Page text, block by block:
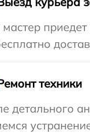
приедет
техники
детального